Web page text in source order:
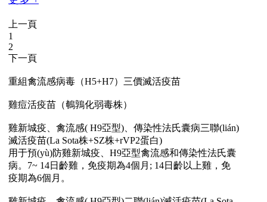
上一頁
1
2
下一頁
重組禽流感病毒（H5+H7）三價滅活疫苗
雞痘活疫苗（鵪鶉化弱毒株）
雞新城疫、禽流感( H9亞型)、傳染性法氏囊病三聯(lián)
滅活疫苗(La Sota株+SZ株+rVP2蛋白)
用于預(yù)防雞新城疫、H9亞型禽流感和傳染性法氏囊
病。7~ 14日齡雞，免疫期為4個月; 14日齡以上雞，免
疫期為6個月。